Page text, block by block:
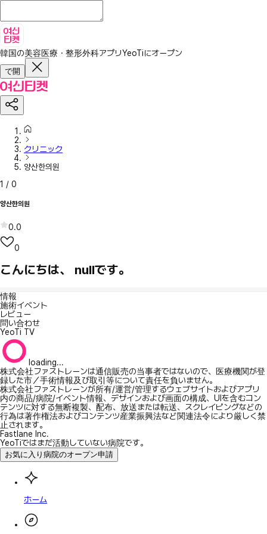
韓国の美容医療・整形外科アプリYeoTiにオープン
で開
クリニック
양산한의원
1 / 0
양산한의원
0.0
0
こんにちは、 nullです。
情報
施術イベント
レビュー
問い合わせ
YeoTi TV
loading...
株式会社ファストレーンは通信販売の当事者ではないので、医療機関が登
録した市／手術情報及び取引等について責任を負いません。
株式会社ファストレーンが所有/運営/管理するウェブサイトおよびアプリ
内の商品/病院/イベント情報、デザインおよび画面の構成、UIを含むコン
テンツに対する無断複製、配布、放送または転送、スクレイピングなどの
行為は著作権法およびコンテンツ産業振興法など関連法令により厳しく禁
止されます。
Fastlane Inc.
YeoTiではまだ活動していない病院です。
お気に入り病院のオープン申請
ホーム